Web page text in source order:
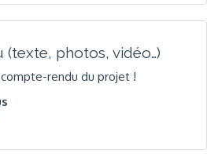
photos, vidéo…)
rendu du projet !